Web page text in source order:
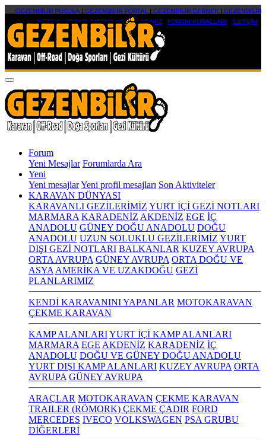
GEZENBİLİR PUSULA| GEZENBİLİR PORTAL| GEZENBİLİR DERNEK| GEZENBİLİR
MEDYA|SOSYAL MEDYA HESAPLARIMIZ FORUM KURALLARI İLETİŞİM
Forum
Yeni Mesajlar Forumlarda Ara
Yeni
Yeni mesajlarYeni profil mesajları Son Aktiviteler
KARAVAN DÜNYASI
KARAVANLI GEZİLERİMİZ YURT İÇİ GEZİ NOTLARI
MARMARA KARADENİZ AKDENİZ EGE İÇ
ANADOLU GÜNEY DOĞU ANADOLU DOĞU
ANADOLU UZUN SOLUKLU GEZİLERİMİZ YURT
DIŞI GEZİ NOTLARI BALKANLAR KUZEY AVRUPA
ORTA AVRUPA GÜNEY AVRUPA ORTA DOĞU VE
ASYA AMERİKA VE UZAKDOĞU GEZİ
PLANLARIMIZ
KENDİ KARAVANINI YAPANLAR MOTOKARAVAN
ÇEKME KARAVAN
KAMP ALANLARIYURT İÇİ KAMP ALANLARI
MARMARA EGE AKDENİZ KARADENİZ İÇ
ANADOLU DOĞU VE GÜNEY DOĞU ANADOLU
YURT DIŞI KAMP ALANLARI KUZEY AVRUPA ORTA
AVRUPA GÜNEY AVRUPA
ARAÇLAR MOTOKARAVAN ÇEKME KARAVAN
TRAILER (RÖMORK) ÇEKME ÇADIR FORD
MERCEDES IVECO VOLKSWAGEN PSA GRUBU
DİĞERLERİ